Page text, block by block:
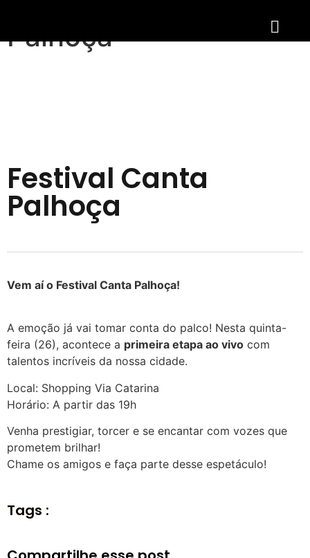
Palhoça
Festival Canta
Palhoça
Vem aí o Festival Canta Palhoça!
A emoção já vai tomar conta do palco! Nesta quinta-
feira (26), acontece a primeira etapa ao vivo com
talentos incríveis da nossa cidade.
Local: Shopping Via Catarina
Horário: A partir das 19h
Venha prestigiar, torcer e se encantar com vozes que
prometem brilhar!
Chame os amigos e faça parte desse espetáculo!
Tags :